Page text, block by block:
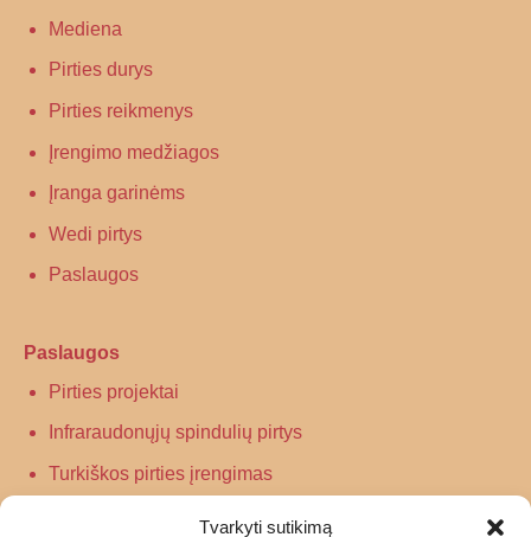
Tvarkyti sutikimą
Mediena
Pirties durys
Pirties reikmenys
Įrengimo medžiagos
Įranga garinėms
Wedi pirtys
Paslaugos
Paslaugos
Pirties projektai
Infraraudonųjų spindulių pirtys
Turkiškos pirties įrengimas